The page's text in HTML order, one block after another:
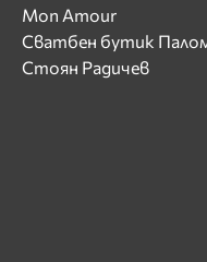
Mon Amour
Сватбен бутик
Стоян Радичев